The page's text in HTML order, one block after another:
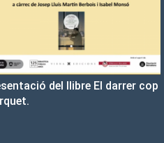
Un llibre que fa estiu - Bon dia
tristesa